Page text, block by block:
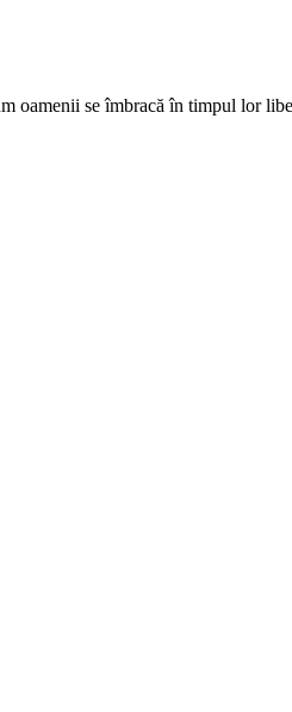
oamenii se îmbracă în timpul lor